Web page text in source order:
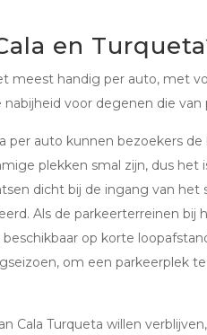
en
meest handig per auto, met
voor degenen die
per auto kunnen bezoekers
plekken smal zijn, dus
dicht bij de ingang van
Als de parkeerterreinen bij
op korte
om een parkeerplek
Cala Turqueta willen